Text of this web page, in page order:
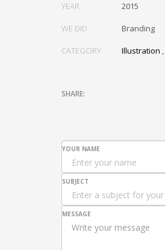
YEAR 2015
WE DID Branding
CATEGORY Illustration ,
YOUR NAME
SUBJECT
MESSAGE